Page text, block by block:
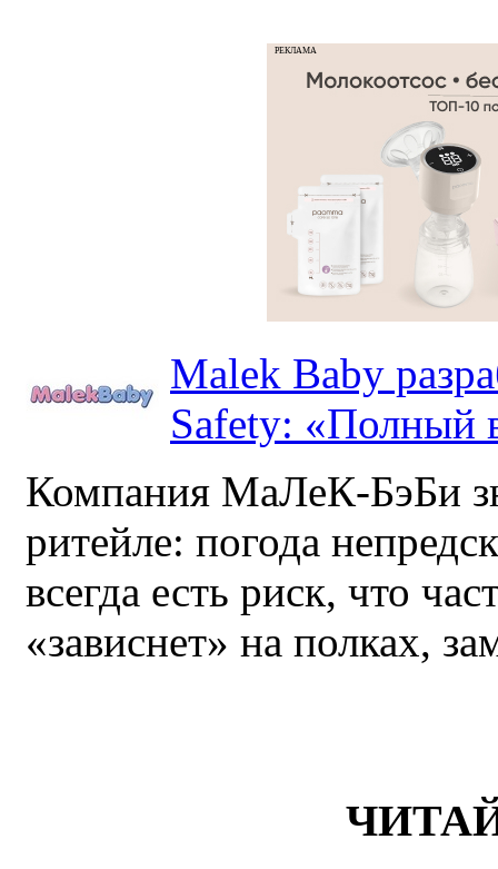
РЕКЛАМА
Malek Baby
Safety: «Полный
Компания МаЛеК-БэБи
ритейле: погода
всегда есть риск, что
«зависнет» на полках,